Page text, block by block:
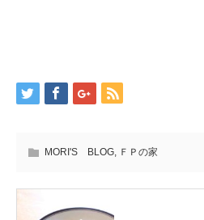
MORI'S BLOG, ＦＰの家